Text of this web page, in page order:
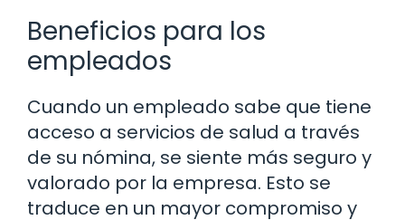
Beneficios para los
empleados
Cuando un empleado sabe que tiene
acceso a servicios de salud a través
de su nómina, se siente más seguro y
valorado por la empresa. Esto se
traduce en un mayor compromiso y